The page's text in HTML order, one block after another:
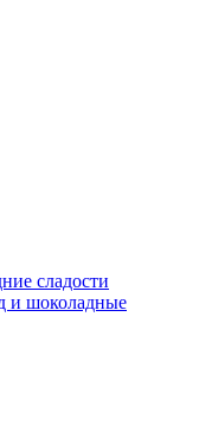
сладости
и шоколадные